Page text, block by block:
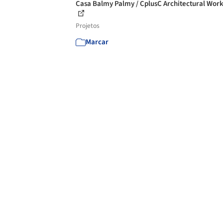
Casa Balmy Palmy / CplusC Architectural
Projetos
Marcar